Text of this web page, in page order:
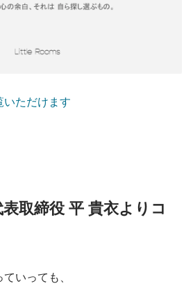
ただけます
取締役 平 貴衣よりコ
いっても、